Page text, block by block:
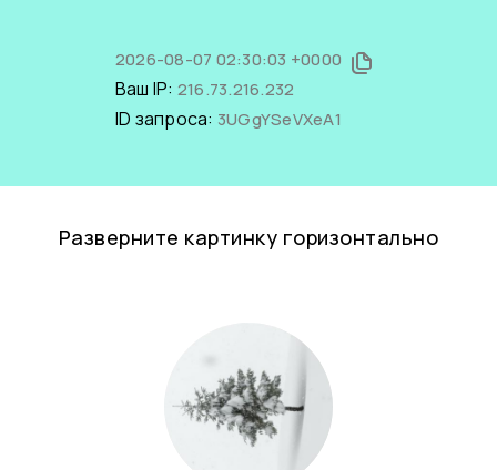
2026-08-07 02:30:03 +0000
Ваш IP: 216.73.216.232
ID запроса: 3UGgYSeVXeA1
Разверните картинку горизонтально